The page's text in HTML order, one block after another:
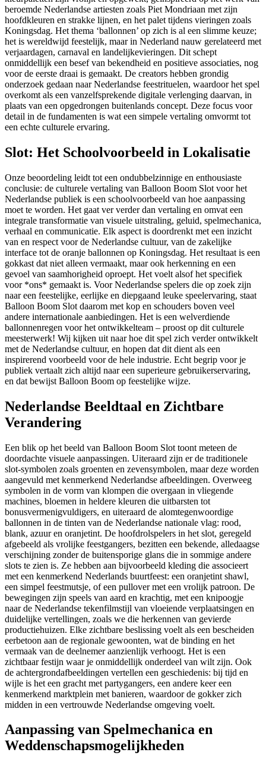
beroemde Nederlandse artiesten zoals Piet Mondriaan met zijn
hoofdkleuren en strakke lijnen, en het palet tijdens vieringen zoals
Koningsdag. Het thema ‘ballonnen’ op zich is al een slimme keuze;
het is wereldwijd feestelijk, maar in Nederland nauw gerelateerd met
verjaardagen, carnaval en landelijkevieringen. Dit schept
onmiddellijk een besef van bekendheid en positieve associaties, nog
voor de eerste draai is gemaakt. De creators hebben grondig
onderzoek gedaan naar Nederlandse feestrituelen, waardoor het spel
overkomt als een vanzelfsprekende digitale verlenging daarvan, in
plaats van een opgedrongen buitenlands concept. Deze focus voor
detail in de fundamenten is wat een simpele vertaling omvormt tot
een echte culturele ervaring.
Slot: Het Schoolvoorbeeld in Lokalisatie
Onze beoordeling leidt tot een ondubbelzinnige en enthousiaste
conclusie: de culturele vertaling van Balloon Boom Slot voor het
Nederlandse publiek is een schoolvoorbeeld van hoe aanpassing
moet te worden. Het gaat ver verder dan vertaling en omvat een
integrale transformatie van visuele uitstraling, geluid, spelmechanica,
verhaal en communicatie. Elk aspect is doordrenkt met een inzicht
van en respect voor de Nederlandse cultuur, van de zakelijke
interface tot de oranje ballonnen op Koningsdag. Het resultaat is een
gokkast dat niet alleen vermaakt, maar ook herkenning en een
gevoel van saamhorigheid oproept. Het voelt alsof het specifiek
voor *ons* gemaakt is. Voor Nederlandse spelers die op zoek zijn
naar een feestelijke, eerlijke en diepgaand leuke speelervaring, staat
Balloon Boom Slot daarom met kop en schouders boven veel
andere internationale aanbiedingen. Het is een welverdiende
ballonnenregen voor het ontwikkelteam – proost op dit culturele
meesterwerk! Wij kijken uit naar hoe dit spel zich verder ontwikkelt
met de Nederlandse cultuur, en hopen dat dit dient als een
inspirerend voorbeeld voor de hele industrie. Echt begrip voor je
publiek vertaalt zich altijd naar een superieure gebruikerservaring,
en dat bewijst Balloon Boom op feestelijke wijze.
Nederlandse Beeldtaal en Zichtbare
Verandering
Een blik op het beeld van Balloon Boom Slot toont meteen de
doordachte visuele aanpassingen. Uiteraard zijn er de traditionele
slot-symbolen zoals groenten en zevensymbolen, maar deze worden
aangevuld met kenmerkend Nederlandse afbeeldingen. Overweeg
symbolen in de vorm van klompen die overgaan in vliegende
machines, bloemen in heldere kleuren die uitbarsten tot
bonusvermenigvuldigers, en uiteraard de alomtegenwoordige
ballonnen in de tinten van de Nederlandse nationale vlag: rood,
blank, azuur en oranjetint. De hoofdrolspelers in het slot, geregeld
afgebeeld als vrolijke feestgangers, bezitten een bekende, alledaagse
verschijning zonder de buitensporige glans die in sommige andere
slots te zien is. Ze hebben aan bijvoorbeeld kleding die associeert
met een kenmerkend Nederlands buurtfeest: een oranjetint shawl,
een simpel feestmutsje, of een pullover met een vrolijk patroon. De
bewegingen zijn speels van aard en krachtig, met een knipoogje
naar de Nederlandse tekenfilmstijl van vloeiende verplaatsingen en
duidelijke vertellingen, zoals we die herkennen van gevierde
productiehuizen. Elke zichtbare beslissing voelt als een bescheiden
eerbetoon aan de regionale gewoonten, wat de binding en het
vermaak van de deelnemer aanzienlijk verhoogt. Het is een
zichtbaar festijn waar je onmiddellijk onderdeel van wilt zijn. Ook
de achtergrondafbeeldingen vertellen een geschiedenis: bij tijd en
wijle is het een gracht met partygangers, een andere keer een
kenmerkend marktplein met banieren, waardoor de gokker zich
midden in een vertrouwde Nederlandse omgeving voelt.
Aanpassing van Spelmechanica en
Weddenschapsmogelijkheden